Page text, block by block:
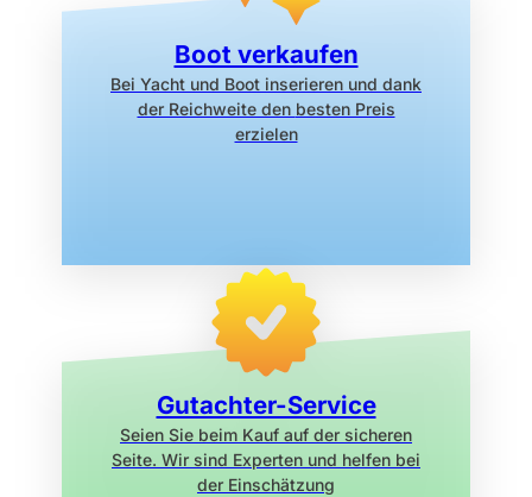
Boot verkaufen
Bei Yacht und Boot inserieren und dank
der Reichweite den besten Preis
erzielen
Gutachter-Service
Seien Sie beim Kauf auf der sicheren
Seite. Wir sind Experten und helfen bei
der Einschätzung